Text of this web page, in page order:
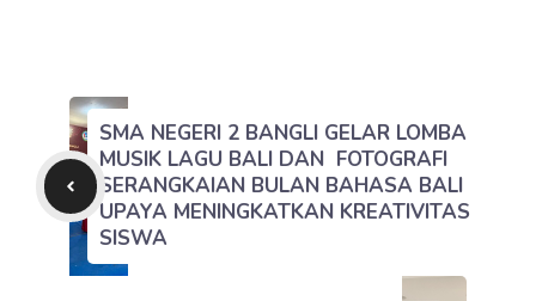
SMA NEGERI 2 BANGLI GELAR LOMBA
MUSIK LAGU BALI DAN FOTOGRAFI
SERANGKAIAN BULAN BAHASA BALI
UPAYA MENINGKATKAN KREATIVITAS
SISWA